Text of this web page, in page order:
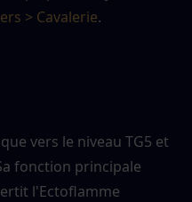
> Cavalerie.
vers le niveau TG5 et
fonction principale
l'Ectoflamme